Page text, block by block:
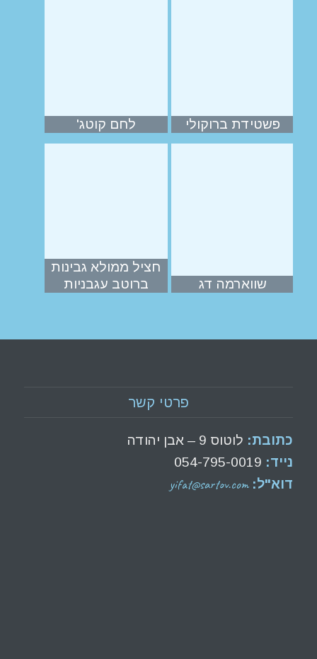
פשטידת ברוקולי לחם קוטג'
שווארמה דג
חציל ממולא גבינות
ברוטב עגבניות
פרטי קשר
כתובת: לוטוס 9 – אבן יהודה
נייד: 054-795-0019
דוא"ל:yifat@sartov.com